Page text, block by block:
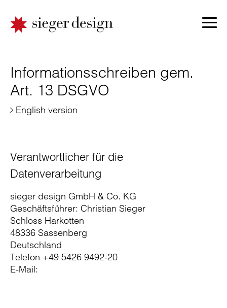
Informationsschreiben gem.
Art. 13 DSGVO
English version
Verantwortlicher für die
Datenverarbeitung
sieger design GmbH & Co. KG
Geschäftsführer: Christian Sieger
Schloss Harkotten
48336 Sassenberg
Deutschland
Telefon +49 5426 9492-20
E-Mail: